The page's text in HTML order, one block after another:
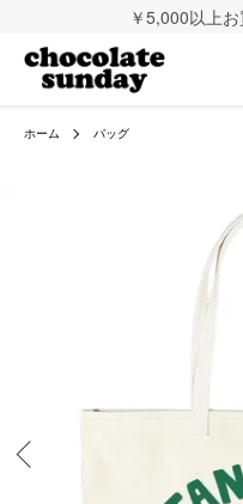
￥5,000以上
ホーム バッグ